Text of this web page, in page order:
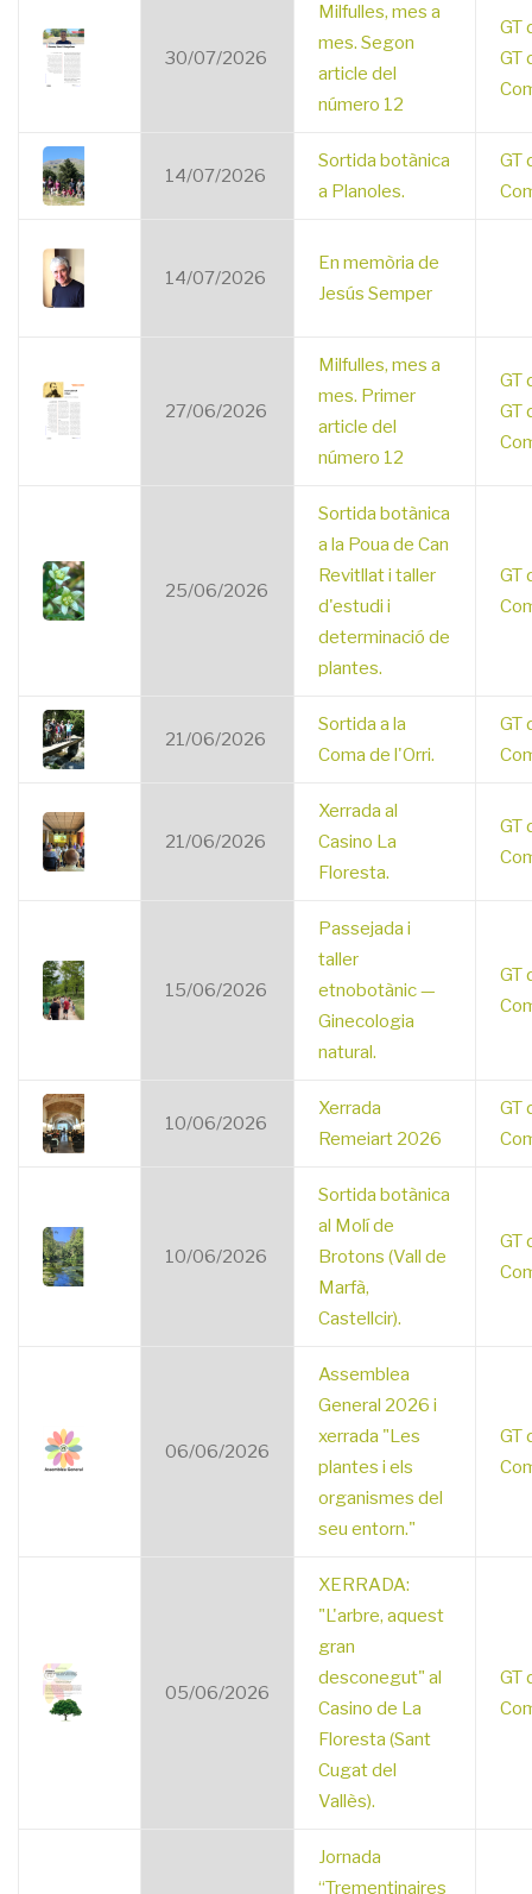
30/07/2026
Milfulles, mes a
mes. Segon
article del
número 12
GT
GT
14/07/2026
Sortida botànica
a Planoles.
GT
14/07/2026
En memòria de
Jesús Semper
27/06/2026
Milfulles, mes a
mes. Primer
article del
número 12
GT
GT
25/06/2026
Sortida botànica
a la Poua de Can
Revitllat i taller
d'estudi i
determinació de
plantes.
GT
21/06/2026
Sortida a la
Coma de l'Orri.
GT
21/06/2026
Xerrada al
Casino La
Floresta.
GT
15/06/2026
Passejada i
taller
etnobotànic —
Ginecologia
natural.
GT
10/06/2026
Xerrada
Remeiart 2026
GT
10/06/2026
Sortida botànica
al Molí de
Brotons (Vall de
Marfà,
Castellcir).
GT
06/06/2026
Assemblea
General 2026 i
xerrada "Les
plantes i els
organismes del
seu entorn."
GT
05/06/2026
XERRADA:
"L'arbre, aquest
gran
desconegut" al
Casino de La
Floresta (Sant
Cugat del
Vallès).
GT
Jornada
“Trementinaires